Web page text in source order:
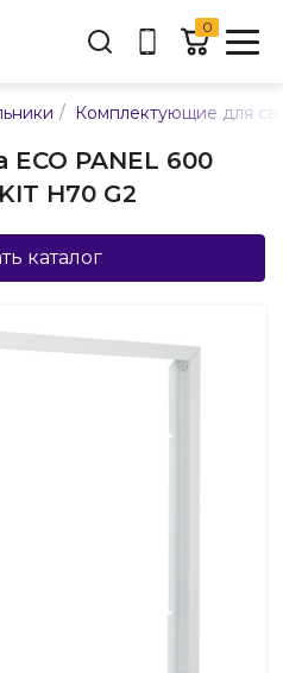
до 17:30
Заказать звонок
0
/ Комплектующие для
PANEL 600
H70 G2
каталог